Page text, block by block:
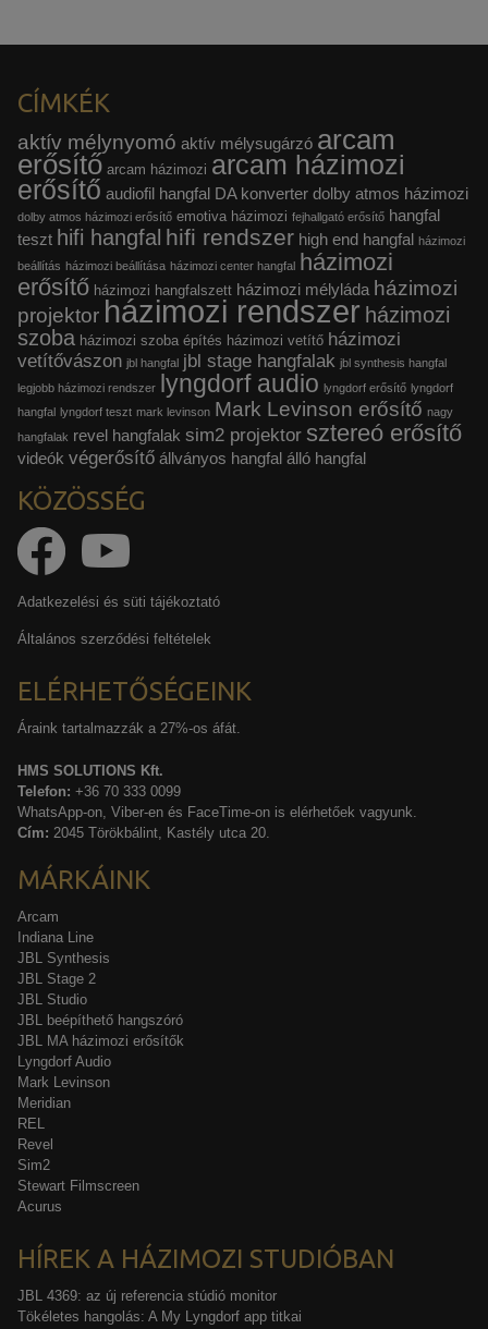
CÍMKÉK
aktív mélynyomó aktív mélysugárzó arcam
erősítő arcam házimozi arcam házimozi
erősítő audiofil hangfal DA konverter dolby atmos házimozi
dolby atmos házimozi erősítő emotiva házimozi fejhallgató erősítő hangfal
teszt hifi hangfal hifi rendszer high end hangfal házimozi
beállítás házimozi beállítása házimozi center hangfal
házimozi
erősítő házimozi hangfalszett házimozi mélyláda házimozi
projektor házimozi rendszer házimozi
szoba házimozi szoba építés házimozi vetítő házimozi
vetítővászon jbl hangfal jbl stage hangfalak jbl synthesis hangfal
legjobb házimozi rendszer
lyngdorf audio lyngdorf erősítő lyngdorf
hangfal
lyngdorf teszt mark levinson Mark Levinson erősítő nagy
hangfalak revel hangfalak sim2 projektor sztereó erősítő
videók végerősítő állványos hangfal álló hangfal
KÖZÖSSÉG
Adatkezelési és süti tájékoztató
Általános szerződési feltételek
ELÉRHETŐSÉGEINK
Áraink tartalmazzák a 27%-os áfát.
HMS SOLUTIONS Kft.
Telefon: +36 70 333 0099
WhatsApp-on, Viber-en és FaceTime-on is elérhetőek vagyunk.
Cím: 2045 Törökbálint, Kastély utca 20.
MÁRKÁINK
Arcam
Indiana Line
JBL Synthesis
JBL Stage 2
JBL Studio
JBL beépíthető hangszóró
JBL MA házimozi erősítők
Lyngdorf Audio
Mark Levinson
Meridian
REL
Revel
Sim2
Stewart Filmscreen
Acurus
HÍREK A HÁZIMOZI STUDIÓBAN
JBL 4369: az új referencia stúdió monitor
Tökéletes hangolás: A My Lyngdorf app titkai